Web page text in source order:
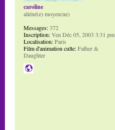
caroline
aliéné(e) moyen(ne)
Messages:372
Inscription:Ven Déc 05, 2003 3:31 pm
Localisation:Paris
Film d'animation culte:Father &
Daughter